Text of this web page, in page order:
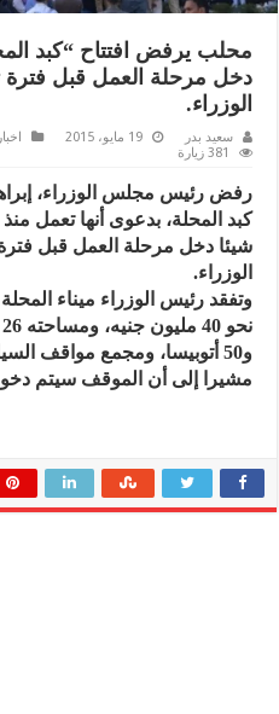
محلب يرفض افتتاح “كبد
دخل مرحلة العمل قبل
الوزراء.
سعيد بدر 19 مايو، 2015
381 زيارة
رفض رئيس مجلس الوزراء،
شيئا دخل مرحلة العمل قبل
الوزراء.
وتفقد رئيس الوزراء ميناء
و50 أتوبيسا، ومجمع مواقف
مشيرا إلى أن الموقف سيتم دخوله